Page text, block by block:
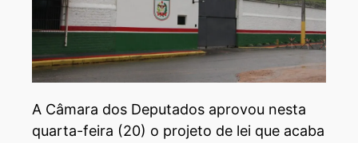
A Câmara dos Deputados aprovou nesta
quarta-feira (20) o projeto de lei que acaba